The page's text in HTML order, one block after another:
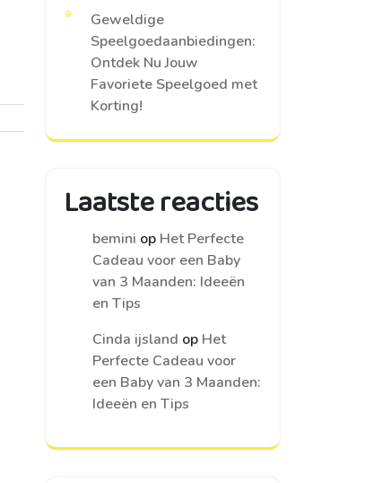
Geweldige
Speelgoedaanbiedingen:
Ontdek Nu Jouw
Favoriete Speelgoed met
Korting!
Laatste reacties
bemini op Het Perfecte
Cadeau voor een Baby
van 3 Maanden: Ideeën
en Tips
Cinda ijsland op Het
Perfecte Cadeau voor
een Baby van 3 Maanden:
Ideeën en Tips